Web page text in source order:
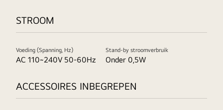
STROOM
Voeding (Spanning, Hz)
AC 110~240V 50-60Hz
Stand-by stroomverbruik
Onder 0,5W
ACCESSOIRES INBEGREPEN